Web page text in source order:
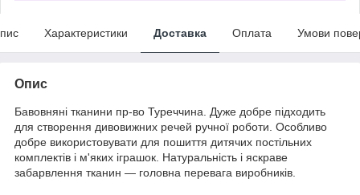
Характеристики Доставка Оплата Умови
Опис
Бавовняні тканини пр-во Туреччина. Дуже добре підходить
для створення дивовижних речей ручної роботи. Особливо
добре використовувати для пошиття дитячих постільних
комплектів і м'яких іграшок. Натуральність і яскраве
забарвлення тканин — головна перевага виробників.